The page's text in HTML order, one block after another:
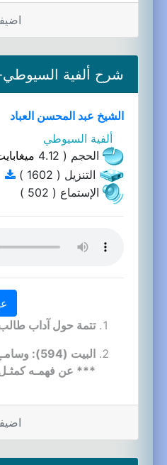
اضيفت
شرح ألفية السيوطي-
الشيخ عبد المحسن العباد
ألفية السيوطي
الحجم ( 4.12
التنزيل ( 1602 )
الإستماع ( 502 )
تتمة حول آداب
البيت
*** عن فهمـه كمثـل
اضيفت